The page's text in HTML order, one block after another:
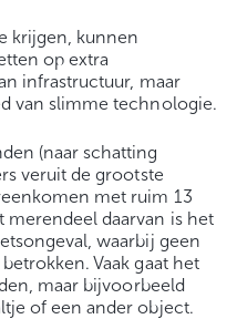
krijgen, kunnen
op extra
infrastructuur, maar
van slimme technologie.
(naar schatting
veruit de grootste
met ruim 13
merendeel daarvan is het
waarbij geen
Vaak gaat het
maar bijvoorbeeld
of een ander object.